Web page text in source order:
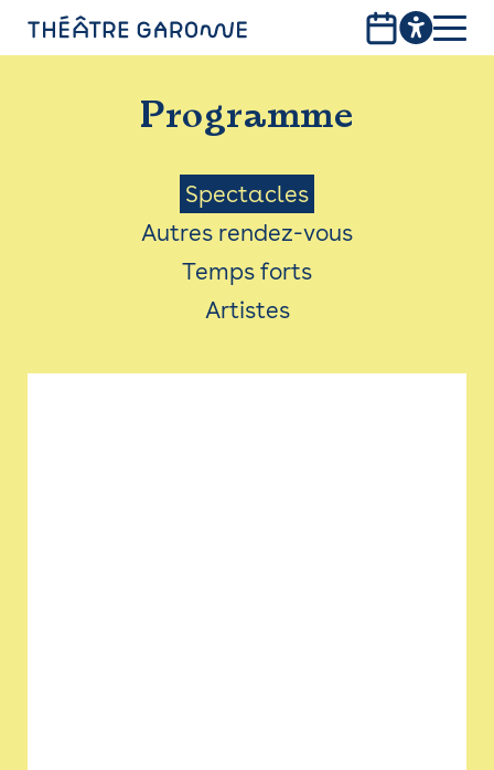
PROGRAMME
INFOS PRATIQUES
AVEC LES PUBLICS
ACCESSIBILITÉ
LES PRODUCTIONS
Programme
Menu
Saison
Spectacles
Autres rendez-vous
Temps forts
Artistes